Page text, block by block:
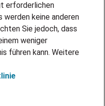
erforderlichen
werden keine anderen
Sie jedoch, dass
weniger
führen kann. Weitere